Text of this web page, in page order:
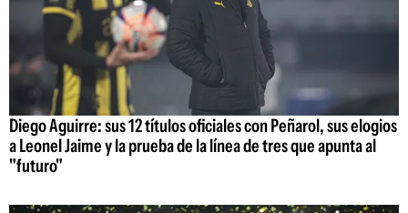
Diego Aguirre: sus 12 títulos oficiales con Peñarol, sus elogios
a Leonel Jaime y la prueba de la línea de tres que apunta al
"futuro"